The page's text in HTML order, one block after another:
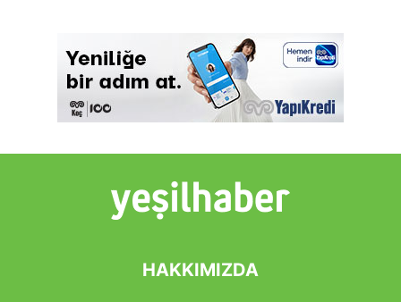
HAKKIMIZDA